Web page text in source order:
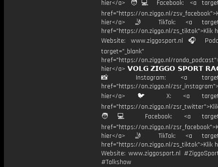
hier</a> 🧑💻 Facebook: <a
href="https://on.ziggo.nl/
hier</a> 🤳 TikTok: <a
href="https://on.ziggo.nl/zs_tiktok">Klik
Website: www.ziggosport.nl 🎧
target="_blank"
href="https://on.ziggo.nl/
hier</a> 𝗩𝗢𝗟𝗚 𝗭𝗜𝗚𝗚𝗢 𝗦𝗣𝗢𝗥𝗧
📸 Instagram: <a
href="https://on.ziggo.nl/
hier</a> 🐦 X: <a
href="https://on.ziggo.nl/
🧑💻 Facebook: <a
href="https://on.ziggo.nl/
hier</a> 🤳 TikTok: <a
href="https://on.ziggo.nl/zs_tiktok">Klik
Website: www.ziggosport.nl
#Talkshow